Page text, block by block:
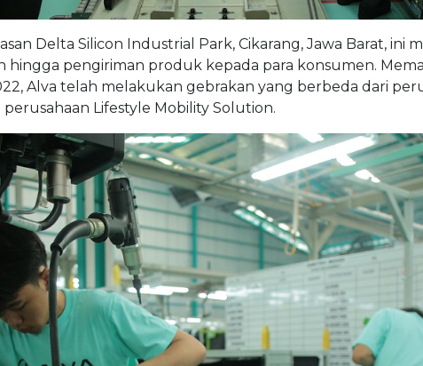
Delta Silicon Industrial Park, Cikarang, Jawa Barat, ini
hingga pengiriman produk kepada para konsumen.
Alva telah melakukan gebrakan yang berbeda dari
Lifestyle Mobility Solution.